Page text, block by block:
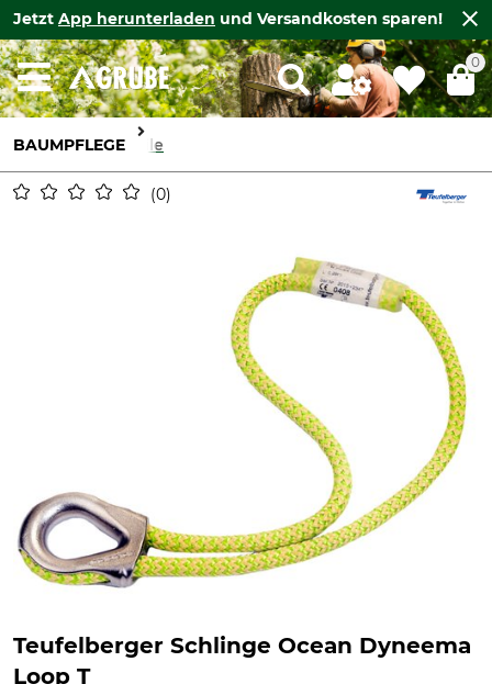
Jetzt App herunterladen und Versandkosten sparen!
0
BAUMPFLEGE Seile
0
Teufelberger Schlinge Ocean Dyneema
Loop T